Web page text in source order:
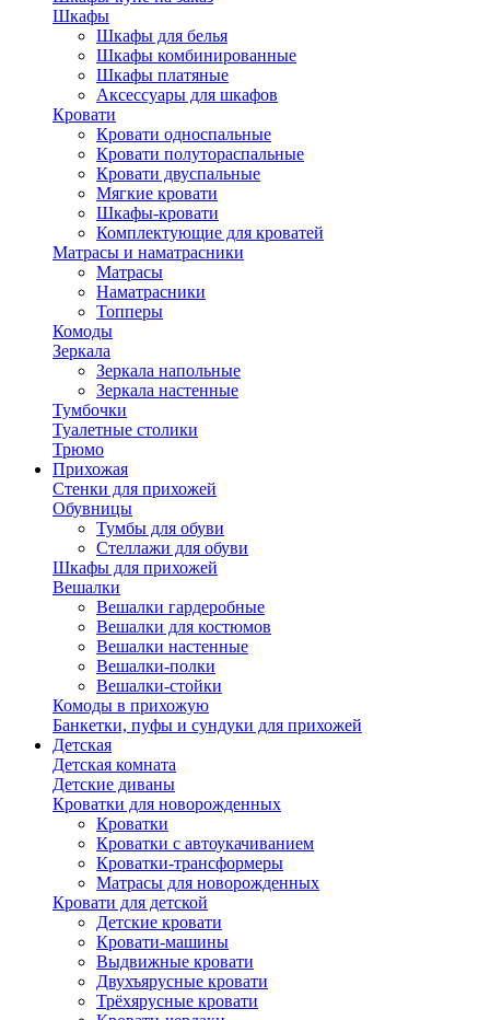
Шкафы
Шкафы для белья
Шкафы комбинированные
Шкафы платяные
Аксессуары для шкафов
Кровати
Кровати односпальные
Кровати полутораспальные
Кровати двуспальные
Мягкие кровати
Шкафы-кровати
Комплектующие для кроватей
Матрасы и наматрасники
Матрасы
Наматрасники
Топперы
Комоды
Зеркала
Зеркала напольные
Зеркала настенные
Тумбочки
Туалетные столики
Трюмо
Прихожая
Стенки для прихожей
Обувницы
Тумбы для обуви
Стеллажи для обуви
Шкафы для прихожей
Вешалки
Вешалки гардеробные
Вешалки для костюмов
Вешалки настенные
Вешалки-полки
Вешалки-стойки
Комоды в прихожую
Банкетки, пуфы и сундуки для прихожей
Детская
Детская комната
Детские диваны
Кроватки для новорожденных
Кроватки
Кроватки с автоукачиванием
Кроватки-трансформеры
Матрасы для новорожденных
Кровати для детской
Детские кровати
Кровати-машины
Выдвижные кровати
Двухъярусные кровати
Трёхярусные кровати